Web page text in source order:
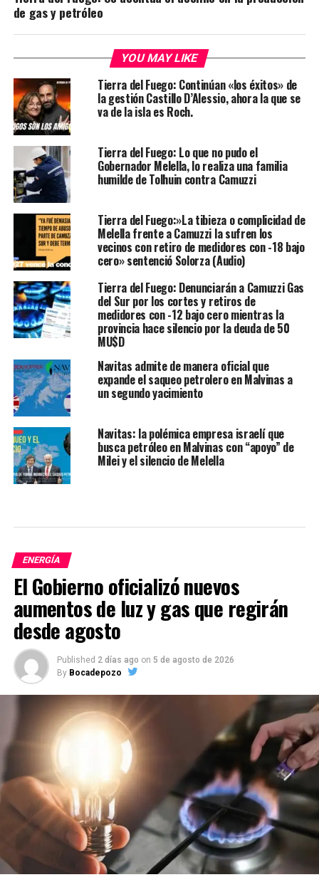
de gas y petróleo
YOU MAY LIKE
Tierra del Fuego: Continúan «los éxitos» de
la gestión Castillo D’Alessio, ahora la que se
va de la isla es Roch.
Tierra del Fuego: Lo que no pudo el
Gobernador Melella, lo realiza una familia
humilde de Tolhuin contra Camuzzi
Tierra del Fuego:»La tibieza o complicidad de
Melella frente a Camuzzi la sufren los
vecinos con retiro de medidores con -18 bajo
cero» sentenció Solorza (Audio)
Tierra del Fuego: Denunciarán a Camuzzi Gas
del Sur por los cortes y retiros de
medidores con -12 bajo cero mientras la
provincia hace silencio por la deuda de 50
MU$D
Navitas admite de manera oficial que
expande el saqueo petrolero en Malvinas a
un segundo yacimiento
Navitas: la polémica empresa israelí que
busca petróleo en Malvinas con “apoyo” de
Milei y el silencio de Melella
ENERGÍA
El Gobierno oficializó nuevos
aumentos de luz y gas que regirán
desde agosto
Published 2 días ago on 5 de agosto de 2026
By Bocadepozo